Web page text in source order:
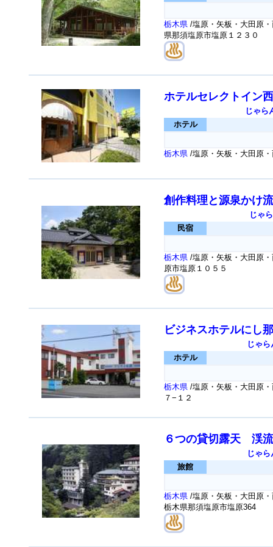
栃木県 /塩原・矢板・大田原
県那須塩原市塩原１２３０
ホテルセレクトイン
じゃら
ホテル
栃木県 /塩原・矢板・大田原
創作料理と源泉かけ
じゃ
民宿
栃木県 /塩原・矢板・大田原
原市塩原１０５５
ビジネスホテルにし
じゃら
ホテル
栃木県 /塩原・矢板・大田原
７−１２
６つの貸切露天 渓
じゃら
旅館
栃木県 /塩原・矢板・大田原
栃木県那須塩原市塩原364